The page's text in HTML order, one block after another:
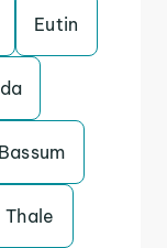
Eutin
Bassum
Thale